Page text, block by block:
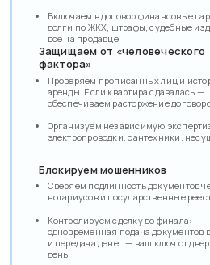
Включаем в договор финансовые
долги по ЖКХ, штрафы, судебные
всё на продавце
Защищаем от «человеческого
фактора»
Проверяем прописанных лиц и
аренды. Если квартира сдавалась —
обеспечиваем расторжение
Организуем независимую
электропроводки, сантехники,
Блокируем мошенников
Сверяем подлинность документов
нотариусов и государственные
Контролируем сделку до финала:
одновременная подача документов
и передача денег — ваш ключ от
день